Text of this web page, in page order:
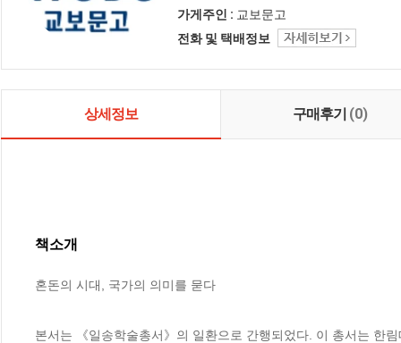
가게주인 : 교보문고
전화 및 택배정보
상세정보 구매후기 (0)
책소개
혼돈의 시대, 국가의 의미를 묻다
본서는 《일송학술총서》의 일환으로 간행되었다. 이 총서는 한